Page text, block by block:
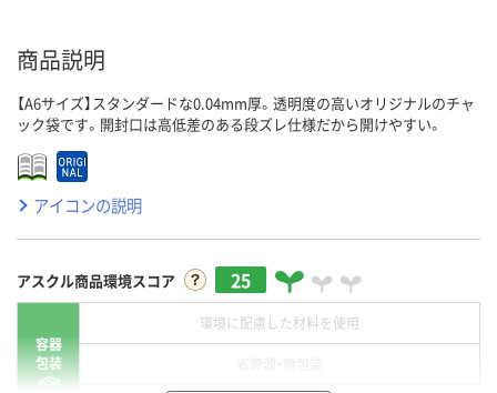
商品説明
【A6サイズ】スタンダードな0.04mm厚。透明度の高いオリジナルのチャ
ック袋です。開封口は高低差のある段ズレ仕様だから開けやすい。
アイコンの説明
アスクル商品環境スコア 25
容器
包装
環境に配慮した材料を使用